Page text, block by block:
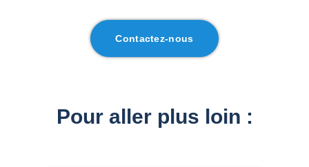
Contactez-nous
Pour aller plus loin :